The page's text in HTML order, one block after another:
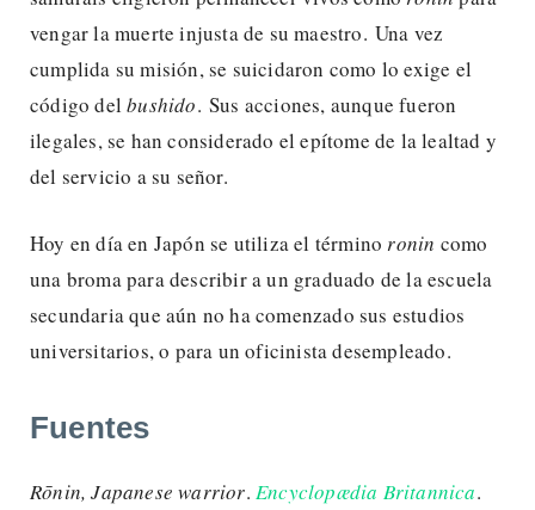
vengar la muerte injusta de su maestro. Una vez
cumplida su misión, se suicidaron como lo exige el
código delbushido. Sus acciones, aunque fueron
ilegales, se han considerado el epítome de la lealtad y
del servicio a su señor.
Hoy en día en Japón se utiliza el términoronin como
una broma para describir a un graduado de la escuela
secundaria que aún no ha comenzado sus estudios
universitarios, o para un oficinista desempleado.
Fuentes
Rōnin, Japanese warrior.Encyclopædia Britannica.